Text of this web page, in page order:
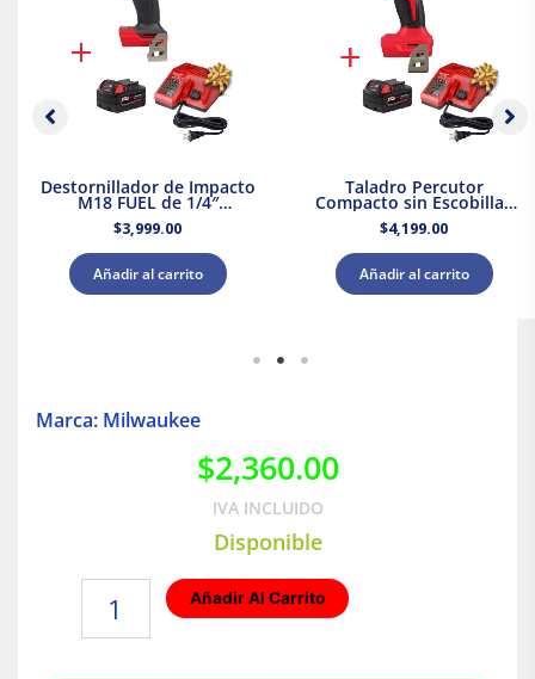
Destornillador de Impacto
M18 FUEL de 1/4″
Milwaukee 2953-20 + Kit
Batería y Cargador
$3,999.00
Añadir al carrito
Taladro Percutor
Compacto sin Escobillas
M18 Milwaukee 3602-20 +
Kit Batería y Cargador
$4,199.00
Añadir al carrito
Marca: Milwaukee
$2,360.00
IVA INCLUIDO
Disponible
Añadir Al Carrito